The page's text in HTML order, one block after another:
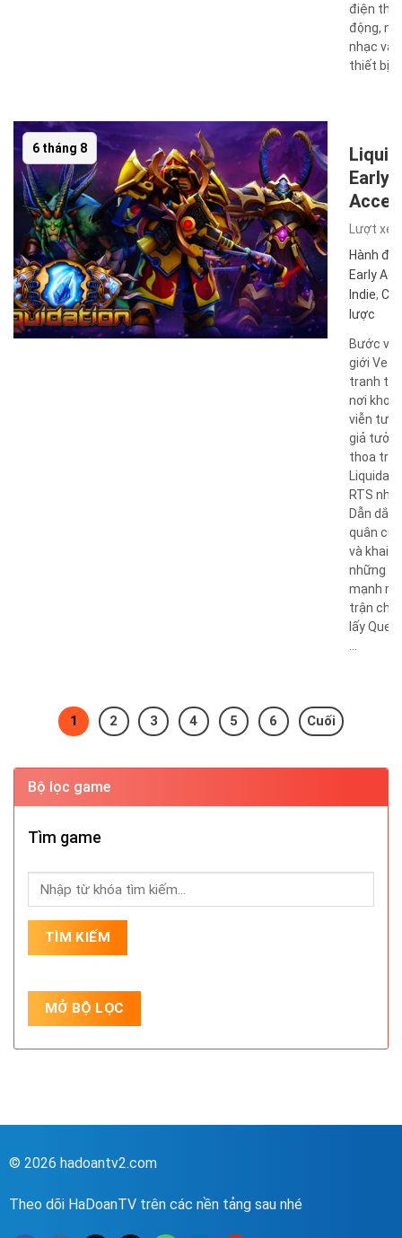
điện
động,
nhạc và
thiết bị ...
6 tháng 8
Early
Lượt
Hành
Early
Indie,
lược
Bước
giới Veá
tranh
nơi khoa
viễn
giả
thoa
RTS
Dẫn dắt
quân
và khai
những
mạnh
trận
lấy
...
1 2 3 4 5 6 Cuối
Bộ lọc game
Tìm game
© 2026 hadoantv2.com
Theo dõi HaDoanTV trên các nền tảng sau nhé